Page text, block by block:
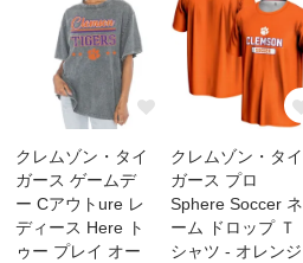
クレムゾン・タイ
ガース ゲームデ
ー Cアウトure レ
ディース Here ト
ゥー プレイ オー
クレムゾン・タイ
ガース プロ
Sphere Soccer ネ
ーム ドロップ Ｔ
シャツ - オレンジ